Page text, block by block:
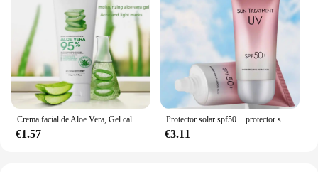
€1.57
Protector solar spf50 + protector solar crema para el cuidado de la piel facial y corporal control de aceite hidratante cuidado de la piel facial y corporal
€3.11